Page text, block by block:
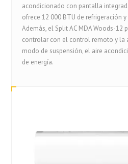
acondicionado con pantalla
ofrece 12 000 BTU de refrigeración
Además, el Split AC MDA Woods-12
controlar con el control remoto y la
modo de suspensión, el aire
de energía.